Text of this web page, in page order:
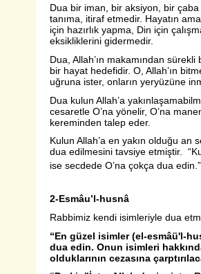
Dua bir iman, bir aksiyon, bir çaba
tanıma, itiraf etmedir. Hayatın
için hazırlık yapma, Din için
eksikliklerini gidermedir.
Dua, Allah’ın makamından
bir hayat hedefidir. O, Allah’ın
uğruna ister, onların yeryüzüne
Dua kulun Allah’a
cesaretle O’na yönelir, O’na
kereminden talep eder.
Kulun Allah’a en yakın olduğu an
dua edilmesini tavsiye etmiştir.
ise secdede O’na çokça dua edin.”
2-Esmâu’l-husnâ
Rabbimiz kendi isimleriyle dua
“En güzel isimler (el-esmâü'l-
dua edin. Onun isimleri
olduklarının cezasına